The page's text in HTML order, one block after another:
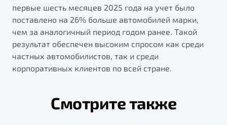
первые шесть месяцев 2025 года на учет было
поставлено на 26% больше автомобилей марки,
чем за аналогичный период годом ранее. Такой
результат обеспечен высоким спросом как среди
частных автомобилистов, так и среди
корпоративных клиентов по всей стране.
Смотрите также